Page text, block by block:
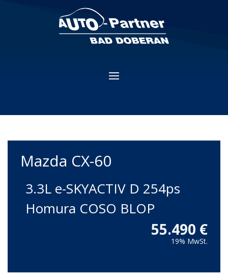
Mazda CX-60
3.3L e-SKYACTIV D 254ps
Homura COSO BLOP
55.490 €
19% MwSt.